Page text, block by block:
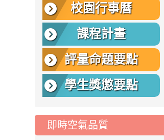
校園行事曆
課程計畫
評量命題要點
學生獎懲要點
即時空氣品質